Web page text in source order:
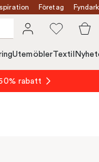
Företag
UtemöblerTextil
rabatt